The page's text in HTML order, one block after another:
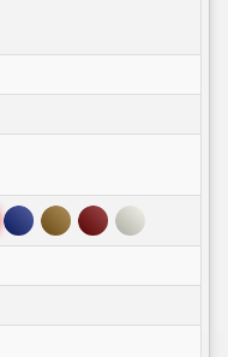
Xanh Nâu Đỏ Trắng